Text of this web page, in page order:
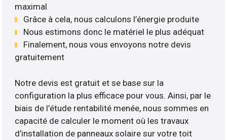
maximal
Grâce à cela, nous calculons l’énergie produite
Nous estimons donc le matériel le plus adéquat
Finalement, nous vous envoyons notre devis
gratuitement
Notre devis est gratuit et se base sur la
configuration la plus efficace pour vous. Ainsi, par le
biais de l’étude rentabilité menée, nous sommes en
capacité de calculer le moment où les travaux
d’installation de panneaux solaire sur votre toit